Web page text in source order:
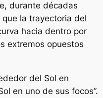
durante décadas
la trayectoria del
hacia dentro por
extremos opuestos
del Sol en
en uno de sus focos”.